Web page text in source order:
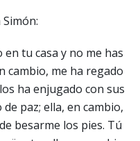
en tu casa y no me has
cambio, me ha regado
ha enjugado con sus
paz; ella, en cambio,
besarme los pies. Tú